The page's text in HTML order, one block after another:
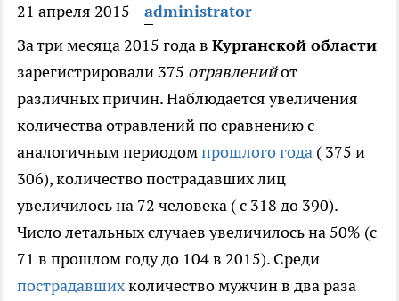
21 апреля 2015
administrator
За три месяца 2015 года в Курганской области
зарегистрировали 375 отравленийот
различных причин.Наблюдается увеличения
количества отравлений по сравнению с
аналогичным периодомпрошлого года ( 375 и
306), количество пострадавших лиц
увеличилось на 72 человека ( с 318 до 390).
Число летальных случаев увеличилось на 50% (с
71 в прошлом году до 104 в 2015). Среди
пострадавшихколичество мужчин в два раза